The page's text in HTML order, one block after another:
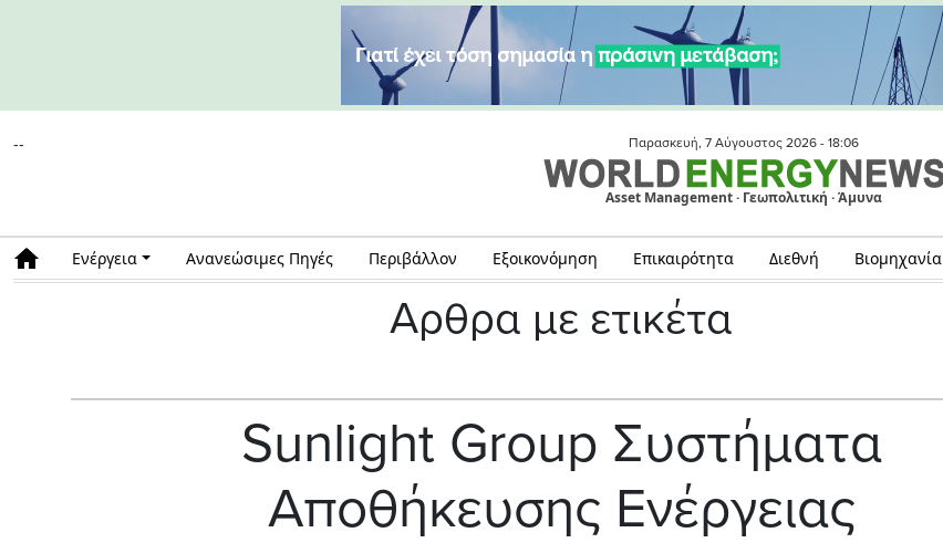
-- Παρασκευή, 7 Αύγουστος 2026 - 18:06
Asset Management · Γεωπολιτική · Άμυνα
Ενέργεια Ανανεώσιμες Πηγές Περιβάλλον Εξοικονόμηση Επικαιρότητα Διεθνή Βιομηχανία
Αρθρα με ετικέτα
Sunlight Group Συστήματα
Αποθήκευσης Ενέργειας